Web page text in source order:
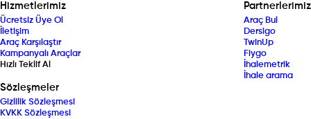
Hizmetlerimiz
Ücretsiz Üye Ol
İletişim
Araç Karşılaştır
Kampanyalı Araçlar
Hızlı Teklif Al
Partnerlerimiz
Araç Bul
Dersigo
TwinUp
Fiygo
İhalemetrik
İhale arama
Sözleşmeler
Gizlilik Sözleşmesi
KVKK Sözleşmesi